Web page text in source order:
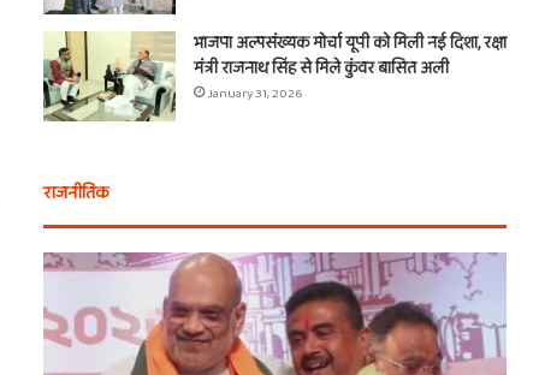
भाजपा अल्पसंख्यक मोर्चा यूपी को मिली नई दिशा, रक्षा
मंत्री राजनाथ सिंह से मिले कुंवर बासित अली
January 31, 2026
राजनीतिक